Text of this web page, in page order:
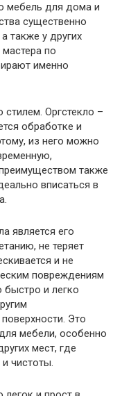
мебель для дома и
существенно
также у других
по
именно
стилем. Оргстекло –
обработке и
из него можно
также
вписаться в
является его
не теряет
и не
повреждениям
быстро и легко
Это
мебели, особенно
мест, где
чистоты.